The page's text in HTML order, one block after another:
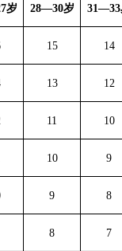
岁 28—30岁 31—33
15 14
13 12
11 10
10 9
9 8
8 7